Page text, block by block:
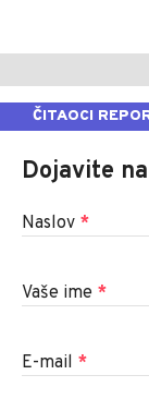
ČITAOCI
Dojavite
Naslov *
Vaše ime *
E-mail *